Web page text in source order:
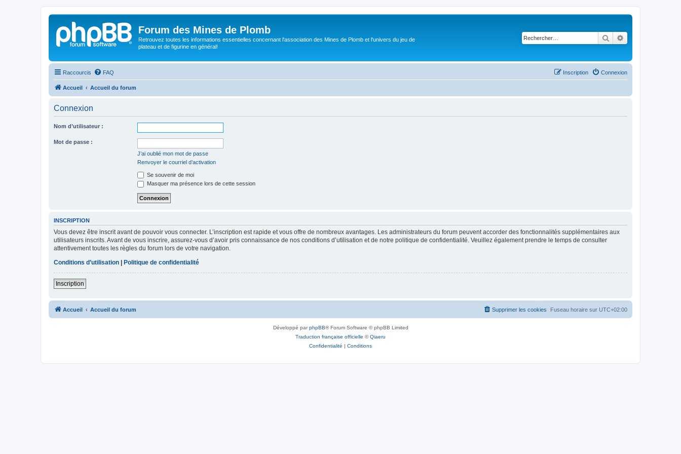
Forum des Mines de Plomb
Retrouvez toutes les informations essentielles concernant l'association des Mines de Plomb et l'univers du jeu de
plateau et de figurine en général!
Rechercher
Raccourcis FAQ Connexion
Inscription
Accueil Accueil du forum
Connexion
Nom d’utilisateur :
Mot de passe :
J’ai oublié mon mot de passe
Renvoyer le courriel d’activation
Se souvenir de moi
Masquer ma présence lors de cette session
INSCRIPTION
Vous devez être inscrit avant de pouvoir vous connecter. L’inscription est rapide et vous offre de nombreux avantages. Les administrateurs du forum peuvent accorder des fonctionnalités supplémentaires aux
utilisateurs inscrits. Avant de vous inscrire, assurez-vous d’avoir pris connaissance de nos conditions d’utilisation et de notre politique de confidentialité. Veuillez également prendre le temps de consulter
attentivement toutes les règles du forum lors de votre navigation.
Conditions d’utilisation
Politique de confidentialité
Inscription
Accueil Accueil du forum Fuseau horaire sur UTC+02:00
Supprimer les cookies
Développé parphpBB® Forum Software © phpBB Limited
Traduction française officielle ©Qiaeru
Confidentialité | Conditions